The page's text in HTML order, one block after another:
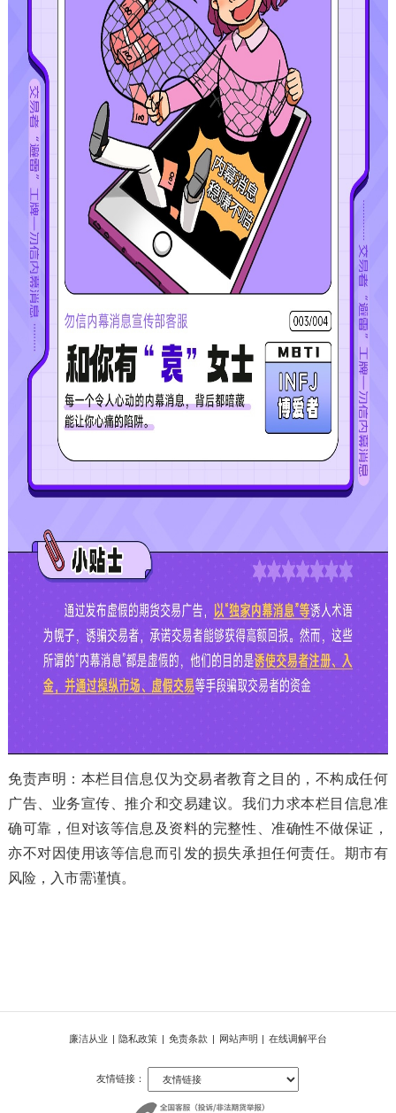
免责声明：本栏目信息仅为交易者教育之目的，不构成任何
广告、业务宣传、推介和交易建议。我们力求本栏目信息准
确可靠，但对该等信息及资料的完整性、准确性不做保证，
亦不对因使用该等信息而引发的损失承担任何责任。期市有
风险，入市需谨慎。
廉洁从业 | 隐私政策 | 免责条款 | 网站声明 | 在线调解平台
友情链接：